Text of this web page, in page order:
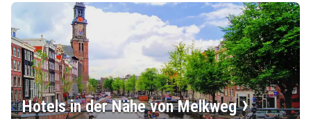
Hotels in der Nähe von Melkweg